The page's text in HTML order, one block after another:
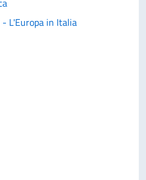
L'Europa in Italia